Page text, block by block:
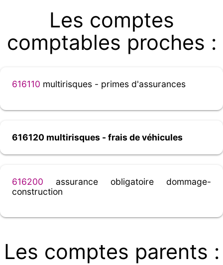
Les comptes
comptables proches :
616110 multirisques - primes d'assurances
616120 multirisques - frais de véhicules
616200 assurance obligatoire dommage-
construction
Les comptes parents :